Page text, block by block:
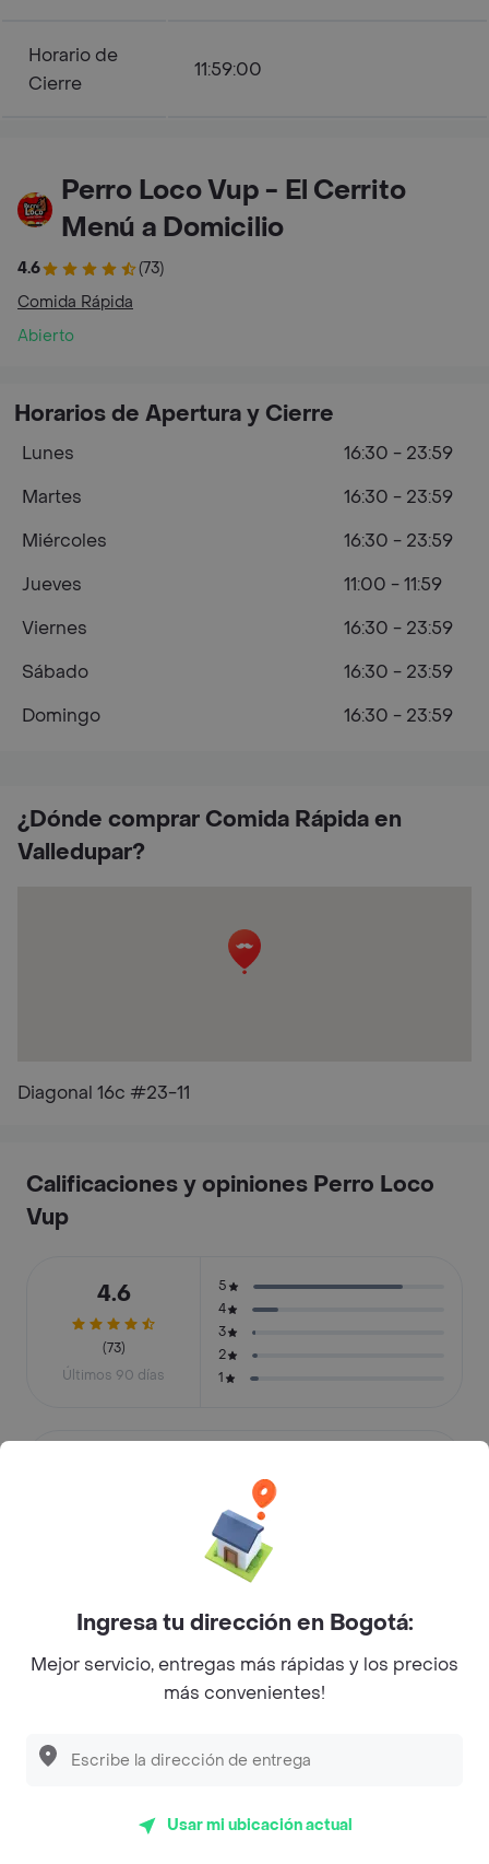
Horario de
Cierre
11:59:00
Perro Loco Vup - El Cerrito
Menú a Domicilio
4.6
(73)
Comida Rápida
Abierto
¿Dónde comprar Comida Rápida en
Valledupar?
Diagonal 16c #23-11
Horarios de Apertura y Cierre
Lunes
16:30 - 23:59
Martes
16:30 - 23:59
Miércoles
16:30 - 23:59
Jueves
11:00 - 11:59
Viernes
16:30 - 23:59
Sábado
16:30 - 23:59
Domingo
16:30 - 23:59
Calificaciones y opiniones Perro Loco
Vup
4.6
(73)
Últimos 90 días
5
4
3
2
1
Calidad de la comida
Buena presentación
Tomó en cuenta mis pedidos
Faltaron algunos items 4%
Tal como lo pedí
Ingresa tu dirección en Bogotá:
Mejor servicio, entregas más rápidas y los precios
más convenientes!
Usar mi ubicación actual